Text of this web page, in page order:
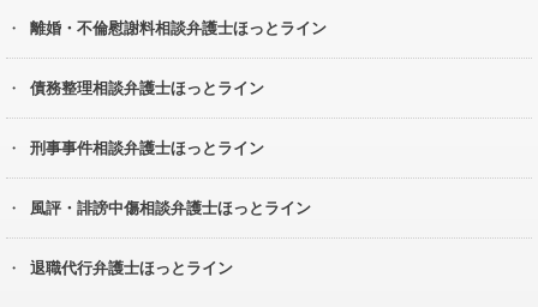
離婚・不倫慰謝料相談弁護士ほっとライン
債務整理相談弁護士ほっとライン
刑事事件相談弁護士ほっとライン
風評・誹謗中傷相談弁護士ほっとライン
退職代行弁護士ほっとライン